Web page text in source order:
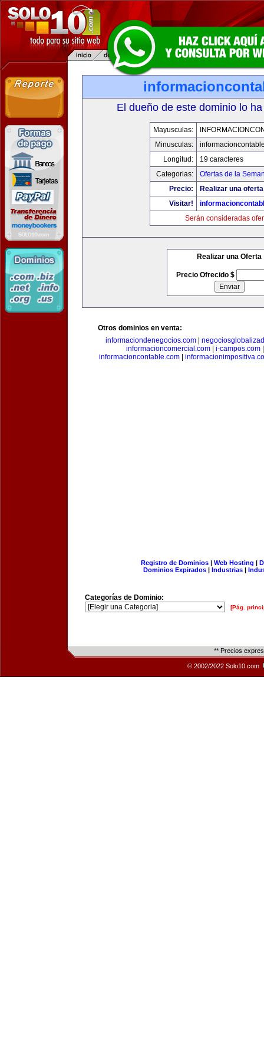
El dueño de este dominio lo
Mayusculas:
Minusculas:
Longitud:
19 caracteres
Categorias:
Ofertas de la
Precio:
Realizar una
Visitar!
Serán consideradas
Realizar una Oferta
Precio Ofrecido $
Otros dominios en venta:
informaciondenegocios.com|
informacioncomercial.com| i-campos.com
informacioncontable.com
Registro de Dominios| Web Hosting |
Dominios Expirados | Industrias |
Categorías de Dominio:
[Pág.
** Precios
© 2002/2022 Solo10.com